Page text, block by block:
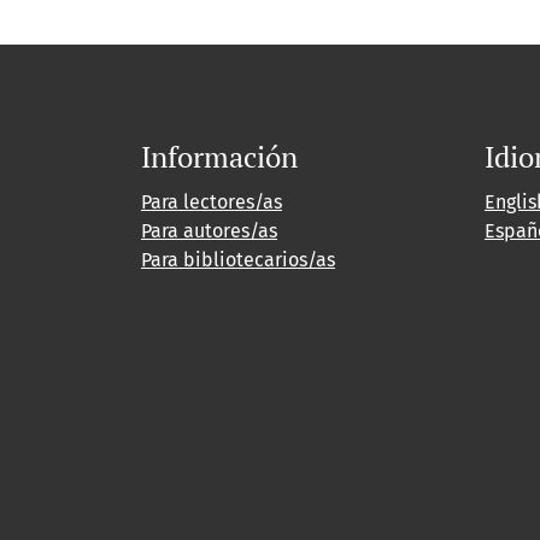
Información
Para lectores/as
Para autores/as
Para bibliotecarios/as